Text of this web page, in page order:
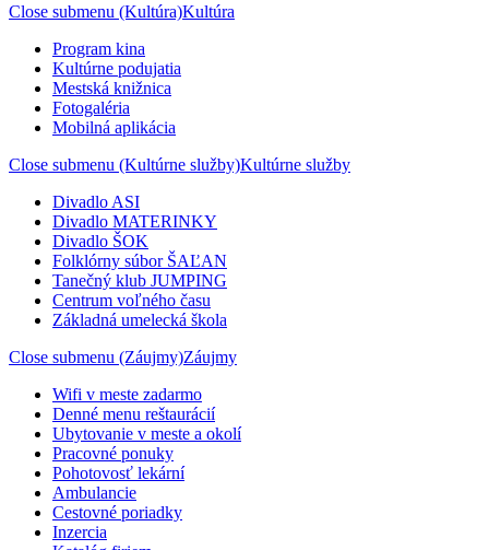
Close submenu (Kultúra)Kultúra
Program kina
Kultúrne podujatia
Mestská knižnica
Fotogaléria
Mobilná aplikácia
Close submenu (Kultúrne služby)Kultúrne služby
Divadlo ASI
Divadlo MATERINKY
Divadlo ŠOK
Folklórny súbor ŠAĽAN
Tanečný klub JUMPING
Centrum voľného času
Základná umelecká škola
Close submenu (Záujmy)Záujmy
Wifi v meste zadarmo
Denné menu reštaurácií
Ubytovanie v meste a okolí
Pracovné ponuky
Pohotovosť lekární
Ambulancie
Cestovné poriadky
Inzercia